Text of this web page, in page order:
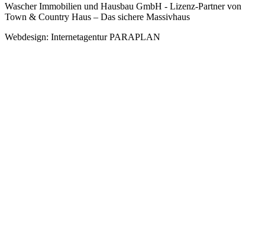
Wascher Immobilien und Hausbau GmbH - Lizenz-Partner von
Town & Country Haus – Das sichere Massivhaus
Webdesign: Internetagentur PARAPLAN